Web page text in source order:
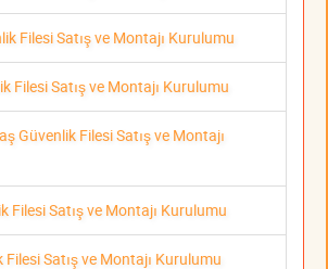
Filesi Satış ve Montajı Kurulumu
Filesi Satış ve Montajı Kurulumu
Güvenlik Filesi Satış ve Montajı
Filesi Satış ve Montajı Kurulumu
Satış ve Montajı Kurulumu